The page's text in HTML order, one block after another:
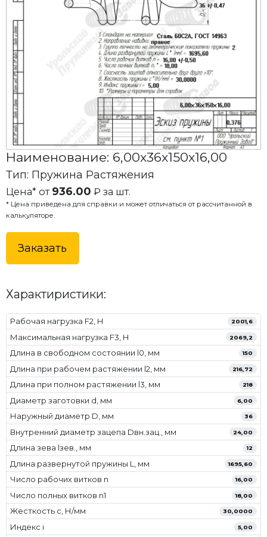
Наименование: 6,00x36x150x16,00
Тип: Пружина Растяжения
Цена* от 936.00 ₽ за шт.
* Цена приведена для справки и может отличаться от рассчитанной в
калькуляторе.
Заказать
Характиристики:
Рабочая нагрузка F2, Н 2001,6
Максимальная нагрузка F3, Н 2069,2
Длина в свободном состоянии l0, мм 150
Длина при рабочем растяжении l2, мм 216,72
Длина при полном растяжении l3, мм 218
Диаметр заготовки d, мм 6,00
Наружный диаметр D, мм 36
Внутренний диаметр зацепа Dвн.зац., мм 24,00
Длина зева lзев., мм 12
Длина развернутой пружины L, мм 1695,60
Число рабочих витков n 16,00
Число полных витков n1 18,00
Жесткость с, Н/мм 30,0000
Индекс i 5,00